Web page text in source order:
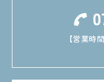
【営業時間